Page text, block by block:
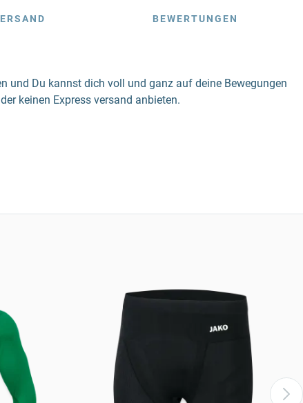
BEWERTUNGEN
Du kannst dich voll und ganz auf deine Bewegungen
keinen Express versand anbieten.